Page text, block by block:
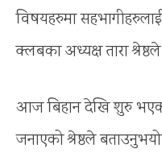
विषयहरुमा
क्लबका अध्यक्ष तारा
आज बिहान देखि शुरु
जनाएको श्रेष्ठले